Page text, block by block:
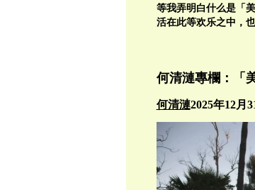
等我弄明白什么是「
活在此等欢乐之中，
何清漣專欄：「
何清漣2025年12月